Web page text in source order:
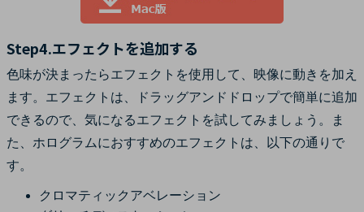
Step4.エフェクトを追加する
色味が決まったらエフェクトを使用して、映像に動きを加え
ます。エフェクトは、ドラッグアンドドロップで簡単に追加
できるので、気になるエフェクトを試してみましょう。ま
た、ホログラムにおすすめのエフェクトは、以下の通りで
す。
クロマティックアベレーション